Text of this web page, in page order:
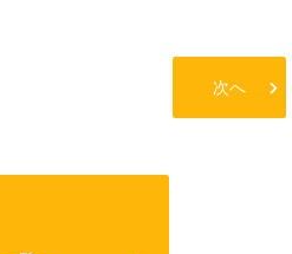
次へ